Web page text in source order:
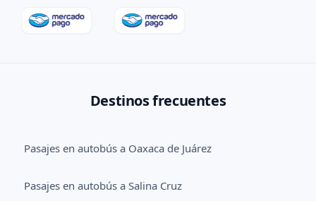
Destinos frecuentes
Pasajes en autobús a Oaxaca de Juárez
Pasajes en autobús a Salina Cruz